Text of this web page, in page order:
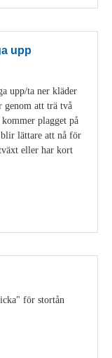
upp
upp/ta ner kläder
genom att trä två
plagget på
lättare att nå för
eller har kort
för stortån